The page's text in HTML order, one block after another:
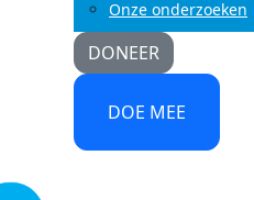
Onze onderzoeken
DONEER
DOE MEE